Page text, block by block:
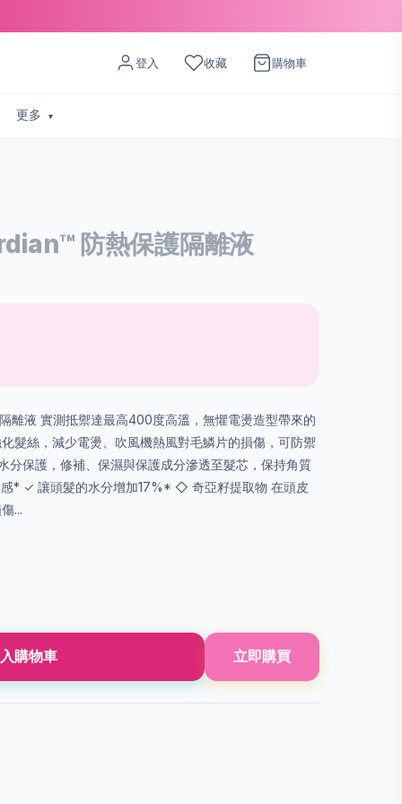
登入 收藏 購物車
更多
防熱保護隔離液
離液 實測抵禦達最高400度高溫，無懼電燙造型帶來的
髮絲，減少電燙、吹風機熱風對毛鱗片的損傷，可防禦
保護，修補、保濕與保護成分滲透至髮芯，保持角質
* ✓ 讓頭髮的水分增加17%* ◇ 奇亞籽提取物 在頭皮
...
購物車 立即購買